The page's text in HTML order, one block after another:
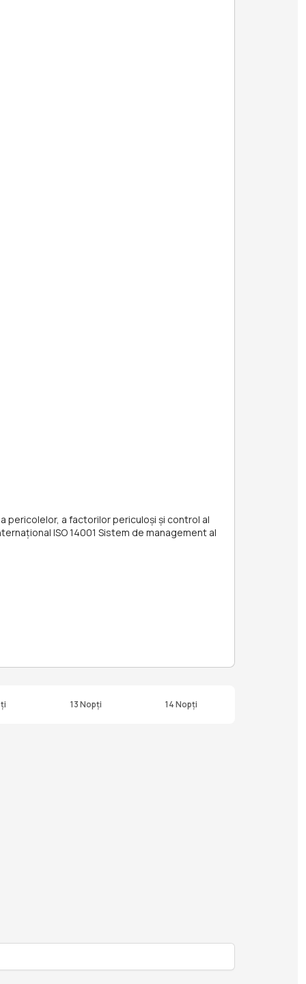
pericolelor, a factorilor periculoşi și control al
ISO 14001 Sistem de management al
13 Nopți 14 Nopți